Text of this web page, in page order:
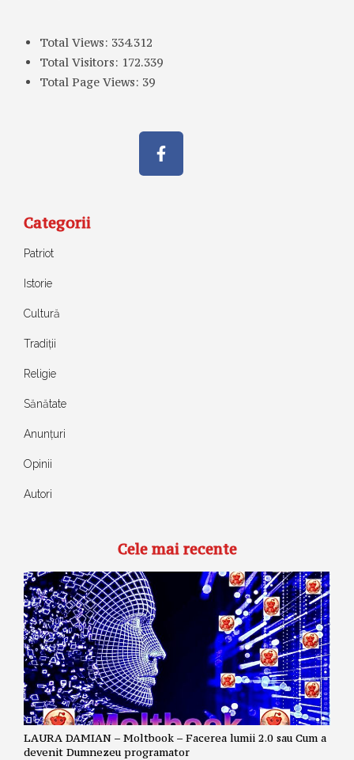
Total Views: 334.312
Total Visitors: 172.339
Total Page Views: 39
Categorii
Patriot
Istorie
Cultură
Tradiții
Religie
Sănătate
Anunțuri
Opinii
Autori
Cele mai recente
LAURA DAMIAN – Moltbook – Facerea lumii 2.0 sau Cum a
devenit Dumnezeu programator